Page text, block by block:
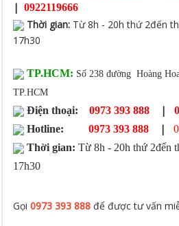
| 0922119666
Thời gian: Từ 8h - 20h thứ 2đến
17h30
TP.HCM: Số 238 đường Hoàng
TP.HCM
Điện thoại: 0973 393 888 |
Hotline:
0973 393 888 |
Thời gian: Từ 8h - 20h thứ 2đến
17h30
Gọi0973 393 888 để được tư vấn